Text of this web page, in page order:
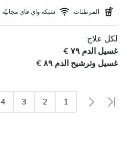
المرطبات شبكة واي فاي مجانيّة
لكل علاج
غسيل الدم ٧٩ €
غسيل وترشيح الدم ٨٩ €
1
2
3
4